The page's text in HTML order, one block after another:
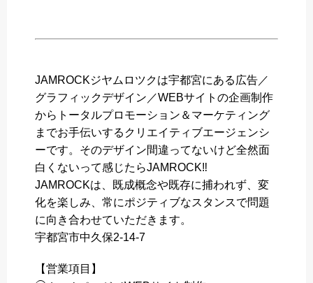
JAMROCKジヤムロツクは宇都宮にある広告／
グラフィックデザイン／WEBサイトの企画制作
からトータルプロモーション＆マーケティング
までお手伝いするクリエイティブエージェンシ
ーです。そのデザイン間違ってないけど全然面
白くないって感じたらJAMROCK‼️
JAMROCKは、既成概念や既存に捕われず、変
化を楽しみ、常にポジティブなスタンスで問題
に向き合わせていただきます。
宇都宮市中久保2-14-7
【営業項目】